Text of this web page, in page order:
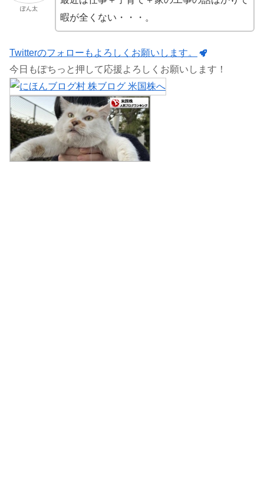
ぽん太
暇が全くない・・・。
Twitterのフォローもよろしくお願いします。
今日もぽちっと押して応援よろしくお願いします！